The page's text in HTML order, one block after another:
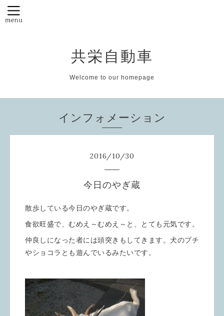
共栄自動車
Welcome to our homepage
インフォメーション
2016/10/30
今日のやぎ蔵
散歩している今日のやぎ蔵です。
食欲旺盛で、むめえ～むめえ～と、とても元気です。
仲良しになった者には頭突きもしてきます。犬のプチ
やショコラとも遊んでいるみたいです。